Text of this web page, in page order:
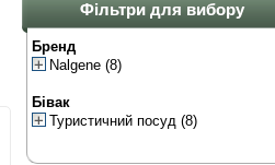
Фільтри для вибору
Бренд
Nalgene(8)
Бівак
Туристичний посуд(8)